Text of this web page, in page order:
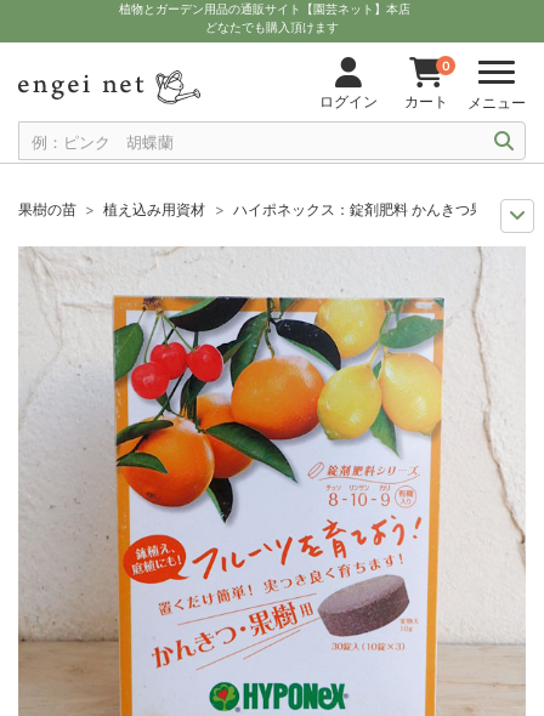
植物とガーデン用品の通販サイト【園芸ネット】本店
どなたでも購入頂けます
ログイン
0
カート メニュー
果樹の苗 植え込み用資材
ハイポネックス：錠剤肥料 かんきつ果樹用30
11月中下旬予約
グッズ・資材
ハイポネックス：錠剤肥料 かんきつ果樹
12月上中旬予約
グッズ・資材
ハイポネックス：錠剤肥料 かんきつ果
10月中下旬予約
グッズ・資材 ハイポネックス：錠剤肥料 かんきつ果樹